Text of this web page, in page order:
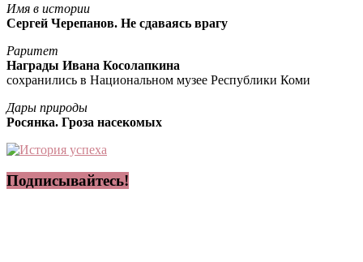
Имя в истории
Сергей Черепанов. Не сдаваясь врагу
Раритет
Награды Ивана Косолапкина
сохранились в Национальном музее Республики Коми
Дары природы
Росянка. Гроза насекомых
Подписывайтесь!